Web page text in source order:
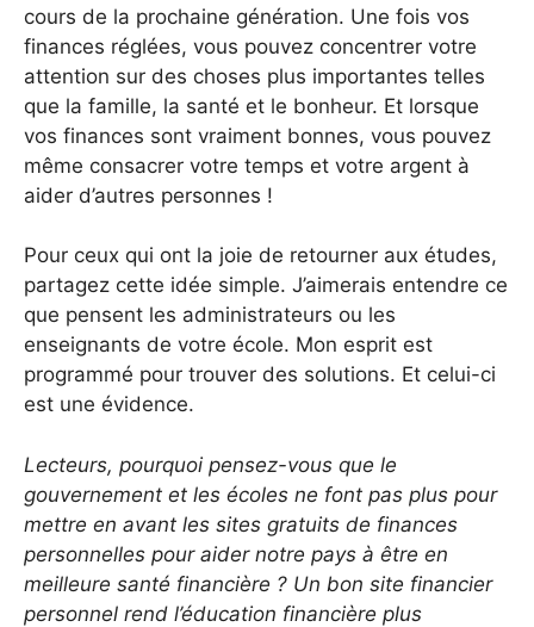
cours de la prochaine génération. Une fois vos
finances réglées, vous pouvez concentrer votre
attention sur des choses plus importantes telles
que la famille, la santé et le bonheur. Et lorsque
vos finances sont vraiment bonnes, vous pouvez
même consacrer votre temps et votre argent à
aider d’autres personnes !
Pour ceux qui ont la joie de retourner aux études,
partagez cette idée simple. J’aimerais entendre ce
que pensent les administrateurs ou les
enseignants de votre école. Mon esprit est
programmé pour trouver des solutions. Et celui-ci
est une évidence.
Lecteurs, pourquoi pensez-vous que le
gouvernement et les écoles ne font pas plus pour
mettre en avant les sites gratuits de finances
personnelles pour aider notre pays à être en
meilleure santé financière ? Un bon site financier
personnel rend l’éducation financière plus